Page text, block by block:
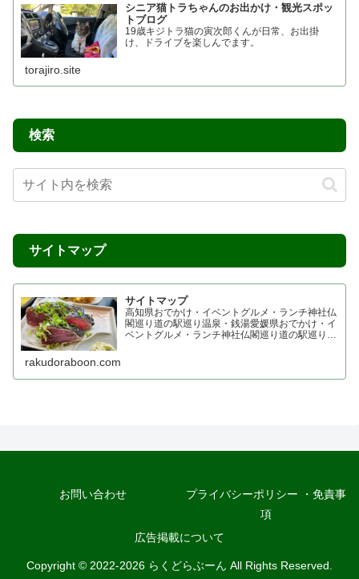
シニア猫トラちゃんのお出かけ・観光スポッ
トブログ
19歳キジトラ猫の寅次郎くんが日常、お出掛
け、ドライブを楽しんでます。
torajiro.site
検索
サイトマップ
サイトマップ
高知県おでかけ・イベントグルメ・ランチ神社仏
閣巡り道の駅巡り温泉・銭湯愛媛県おでかけ・イ
ベントグルメ・ランチ神社仏閣巡り道の駅巡り温
rakudoraboon.com
お問い合わせ
プライバシーポリシー ・免責事
項
広告掲載について
Copyright © 2022-2026 らくどらぶーん All Rights Reserved.